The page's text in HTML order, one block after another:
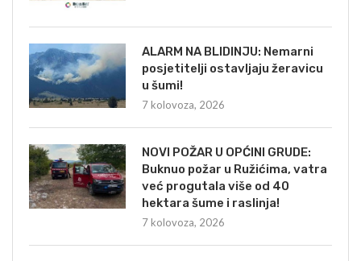
ALARM NA BLIDINJU: Nemarni
posjetitelji ostavljaju žeravicu
u šumi!
7 kolovoza, 2026
NOVI POŽAR U OPĆINI GRUDE:
Buknuo požar u Ružićima, vatra
već progutala više od 40
hektara šume i raslinja!
7 kolovoza, 2026